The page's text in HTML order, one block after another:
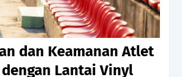
dan Keamanan Atlet
Lantai Vinyl